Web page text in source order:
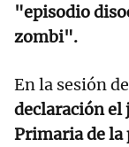
"episodio
zombi".
En la sesión
declaración el
Primaria de la